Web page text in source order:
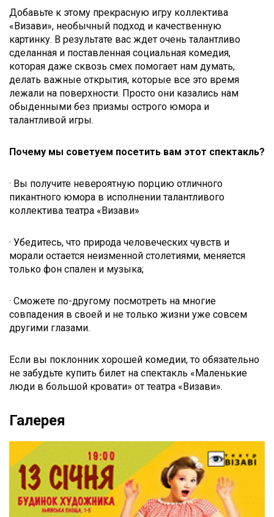
Добавьте к этому прекрасную игру коллектива
«Визави», необычный подход и качественную
картинку. В результате вас ждет очень талантливо
сделанная и поставленная социальная комедия,
которая даже сквозь смех помогает нам думать,
делать важные открытия, которые все это время
лежали на поверхности. Просто они казались нам
обыденными без призмы острого юмора и
талантливой игры.
Почему мы советуем посетить вам этот спектакль?
· Вы получите невероятную порцию отличного
пикантного юмора в исполнении талантливого
коллектива театра «Визави»
· Убедитесь, что природа человеческих чувств и
морали остается неизменной столетиями, меняется
только фон спален и музыка;
· Сможете по-другому посмотреть на многие
совпадения в своей и не только жизни уже совсем
другими глазами.
Если вы поклонник хорошей комедии, то обязательно
не забудьте купить билет на спектакль «Маленькие
люди в большой кровати» от театра «Визави».
Галерея